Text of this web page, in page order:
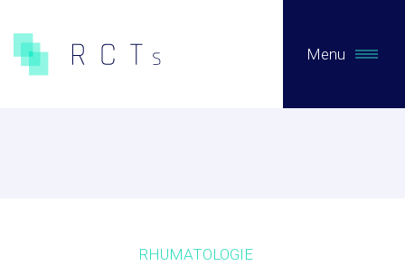
Menu
Études Post-Autorisation sur données primaires
RHUMATOLOGIE